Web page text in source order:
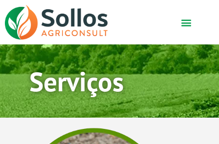
Serviços